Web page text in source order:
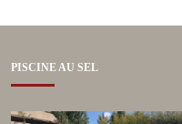
PISCINE AU SEL